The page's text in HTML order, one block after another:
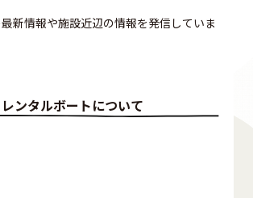
新情報や施設近辺の情報を発信していま
レンタルボートについて